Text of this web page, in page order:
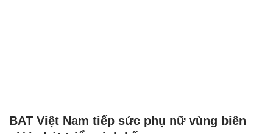
BAT Việt Nam tiếp sức phụ nữ vùng biên